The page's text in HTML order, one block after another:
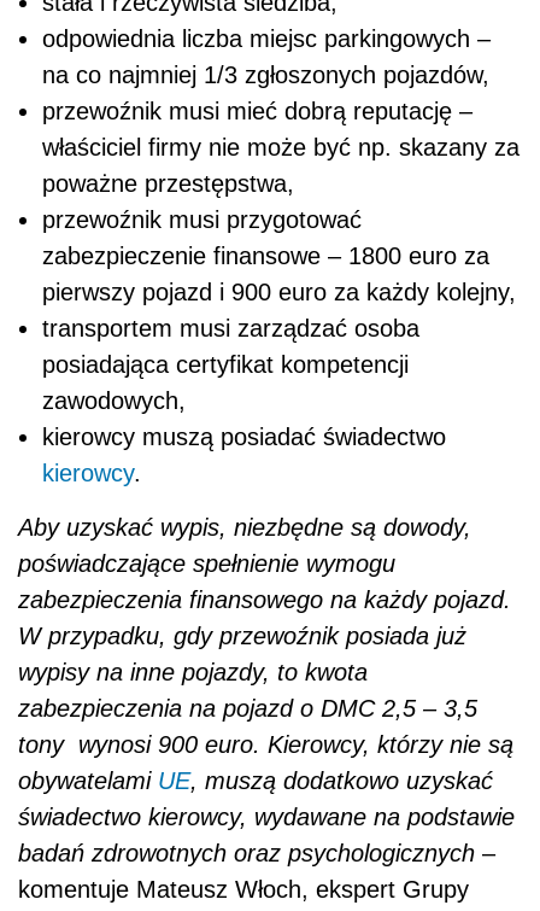
odpowiednia liczba miejsc parkingowych –
na co najmniej 1/3 zgłoszonych pojazdów,
przewoźnik musi mieć dobrą reputację –
właściciel firmy nie może być np. skazany za
poważne przestępstwa,
przewoźnik musi przygotować
zabezpieczenie finansowe – 1800 euro za
pierwszy pojazd i 900 euro za każdy kolejny,
transportem musi zarządzać osoba
posiadająca certyfikat kompetencji
zawodowych,
kierowcy muszą posiadać świadectwo
kierowcy.
Aby uzyskać wypis, niezbędne są dowody,
poświadczające spełnienie wymogu
zabezpieczenia finansowego na każdy pojazd.
W przypadku, gdy przewoźnik posiada już
wypisy na inne pojazdy, to kwota
zabezpieczenia na pojazd o DMC 2,5 – 3,5
tony wynosi 900 euro. Kierowcy, którzy nie są
obywatelami UE, muszą dodatkowo uzyskać
świadectwo kierowcy, wydawane na podstawie
badań zdrowotnych oraz psychologicznych –
komentuje Mateusz Włoch, ekspert Grupy